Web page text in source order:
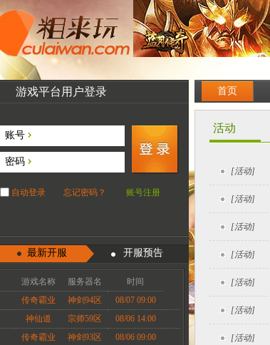
游戏平台用户登录
账号
密码
自动登录 忘记密码？ 账号注册
最新开服 开服预告
游戏名称 服务器名
时间
传奇霸业
神剑94区
08/07 09:00
神仙道
宗师59区
08/06 14:00
传奇霸业
神剑93区
08/06 09:00
首页
活动
[活动]
[活动]
[活动]
[活动]
[活动]
[活动]
[活动]